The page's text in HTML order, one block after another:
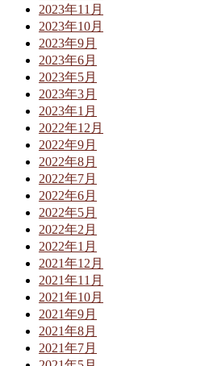
2023年11月
2023年10月
2023年9月
2023年6月
2023年5月
2023年3月
2023年1月
2022年12月
2022年9月
2022年8月
2022年7月
2022年6月
2022年5月
2022年2月
2022年1月
2021年12月
2021年11月
2021年10月
2021年9月
2021年8月
2021年7月